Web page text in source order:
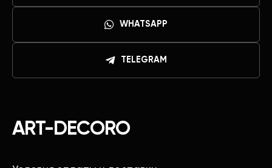
ART-DECORO
WHATSAPP
TELEGRAM